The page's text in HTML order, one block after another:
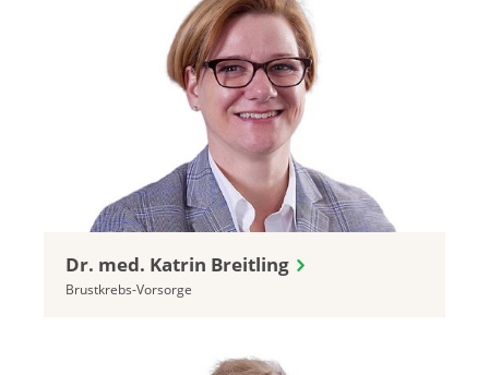
Dr. med. Katrin Breitling
Brustkrebs-Vorsorge